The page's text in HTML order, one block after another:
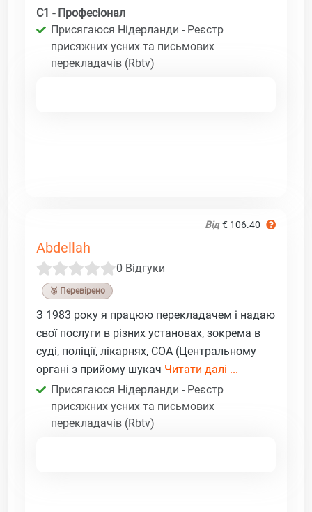
C1 - Професіонал
Присягаюся Нідерланди - Реєстр
присяжних усних та письмових
перекладачів (Rbtv)
Від € 106.40
Abdellah
0 Відгуки
🥉 Перевірено
З 1983 року я працюю перекладачем і надаю
свої послуги в різних установах, зокрема в
суді, поліції, лікарнях, COA (Центральному
органі з прийому шукач Читати далі ...
Присягаюся Нідерланди - Реєстр
присяжних усних та письмових
перекладачів (Rbtv)